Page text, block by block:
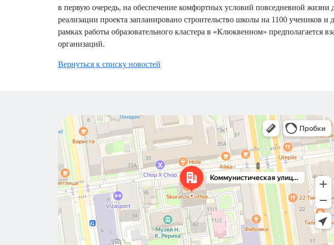
в первую очередь, на обеспечение комфортных условий повседневной
реализации проекта запланировано строительство школы на 1100 учеников
рамках работы образовательного кластера в «Клюквенном» предполагается
организаций.
Вернуться к списку новостей
Новосибирск
Коммунистическая улица, 40 — Яндекс Карты